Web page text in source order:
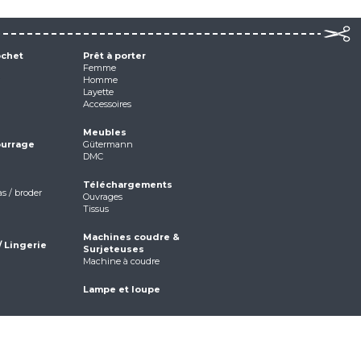
/ broder
Lingerie
Prêt à porter
Femme
Homme
Layette
Accessoires
Meubles
Gütermann
DMC
Téléchargements
Ouvrages
Tissus
Machines coudre &
Surjeteuses
Machine à coudre
Lampe et loupe